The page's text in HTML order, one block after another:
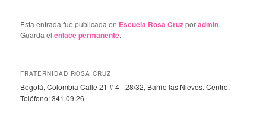
Esta entrada fue publicada en Escuela Rosa Cruzporadmin.
Guarda elenlace permanente.
FRATERNIDAD ROSA CRUZ
Bogotá, Colombia Calle 21 # 4 - 28/32, Barrio las Nieves. Centro.
Teléfono: 341 09 26